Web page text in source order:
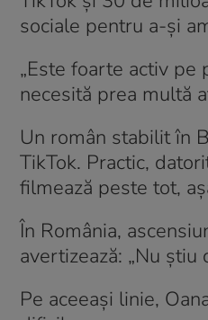
sociale pentru a-și
„Este foarte activ pe
necesită prea multă
Un român stabilit în
TikTok. Practic,
filmează peste tot,
În România,
avertizează: „Nu
Pe aceeași linie,